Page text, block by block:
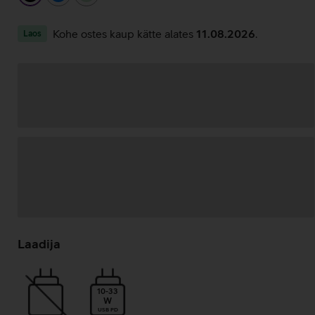
Laos Kohe ostes kaup kätte alates 11.08.2026
laadimine
Laadija
10-33
W
USB PD